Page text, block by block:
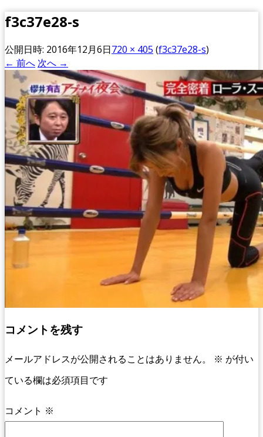
f3c37e28-s
公開日時: 2016年12月6日720 × 405 (f3c37e28-s)
← 前へ 次へ →
コメントを残す
メールアドレスが公開されることはありません。 ※ が付い
ている欄は必須項目です
コメント ※